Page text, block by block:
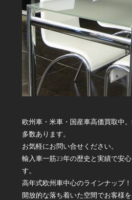
欧州車・米車・国産車高価買取中
多数あります。
お気軽にお問い合せください。
輸入車一筋23年の歴史と実績で安
す。
高年式欧州車中心のラインナップ！
開放的な落ち着いた空間でお客様